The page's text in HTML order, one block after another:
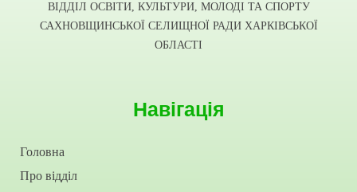
ВІДДІЛ ОСВІТИ, КУЛЬТУРИ, МОЛОДІ ТА СПОРТУ
САХНОВЩИНСЬКОЇ СЕЛИЩНОЇ РАДИ ХАРКІВСЬКОЇ
ОБЛАСТІ
Навігація
Головна
Про відділ